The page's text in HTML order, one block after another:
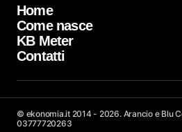
Home
Come nasce
KB Meter
Contatti
© ekonomia.it 2014 - 2026. Arancio e Blu
03777720263